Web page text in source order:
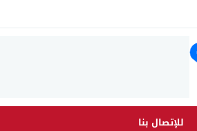
للإتصال بنا